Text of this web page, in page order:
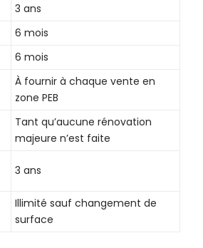
3 ans
6 mois
6 mois
À fournir à chaque vente en
zone PEB
Tant qu’aucune rénovation
majeure n’est faite
3 ans
Illimité sauf changement de
surface